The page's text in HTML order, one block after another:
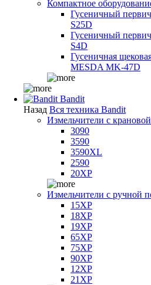
Компактное
Гусеничный
S25D
Гусеничный
S4D
Гусеничная
MESDA MK-47D
Bandit
Назад Вся техника Bandit
Измельчители с
3090
3590
3590XL
2590
20XP
Измельчители с ручной
15XP
18XP
19XP
65XP
75XP
90XP
12XP
21XP